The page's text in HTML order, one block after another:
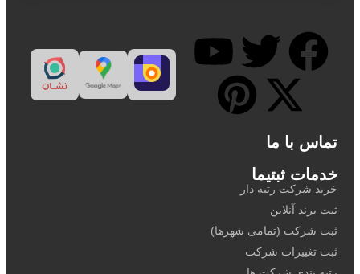
تماس با ما
خدمات ثبتیما
خرید شرکت رتبه دار
ثبت برند آنلاین
ثبت شرکت (تمامی شهرها)
ثبت تغییرات شرکت